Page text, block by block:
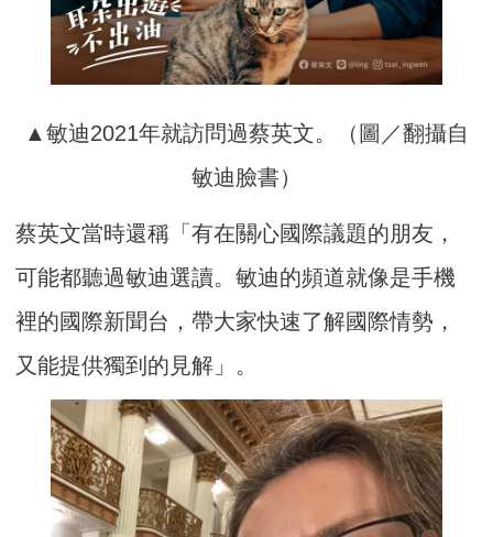
▲敏迪2021年就訪問過蔡英文。（圖／翻攝自
敏迪臉書）
蔡英文當時還稱「有在關心國際議題的朋友，
可能都聽過敏迪選讀。敏迪的頻道就像是手機
裡的國際新聞台，帶大家快速了解國際情勢，
又能提供獨到的見解」。